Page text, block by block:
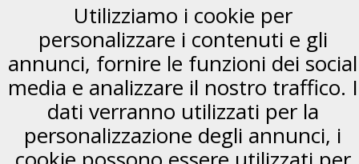
Utilizziamo i cookie per
personalizzare i contenuti e gli
annunci, fornire le funzioni dei social
media e analizzare il nostro traffico. I
dati verranno utilizzati per la
personalizzazione degli annunci, i